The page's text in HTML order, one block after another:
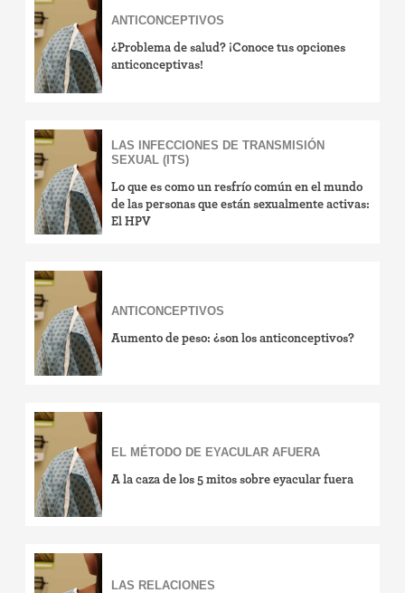
ANTICONCEPTIVOS
¿Problema de salud? ¡Conoce tus opciones
anticonceptivas!
LAS INFECCIONES DE TRANSMISIÓN
SEXUAL (ITS)
Lo que es como un resfrío común en el mundo
de las personas que están sexualmente activas:
El HPV
ANTICONCEPTIVOS
Aumento de peso: ¿son los anticonceptivos?
EL MÉTODO DE EYACULAR AFUERA
A la caza de los 5 mitos sobre eyacular fuera
LAS RELACIONES